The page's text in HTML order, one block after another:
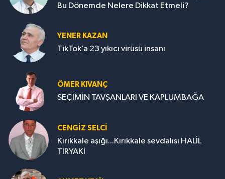
Bu Dönemde Nelere Dikkat Etmeli?
YENER KAZAN
TikTok’a 23 yıkıcı virüsü insanı
ÖMER KIVANÇ
SEÇİMİN TAVŞANLARI VE KAPLUMBAĞA
CENGİZ SELCİ
Kırıkkale aşığı...Kırıkkale sevdalısı HALİL
TİRYAKİ